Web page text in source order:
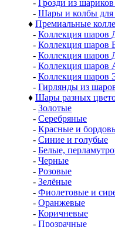
- Грозди из
- Шары и колбы для
♦ Премиальные
- Коллекция
- Коллекция
- Коллекция
- Коллекция
- Коллекция
- Гирлянды из
♦ Шары разных
- Золотые
- Серебряные
- Красные и
- Синие и голубые
- Белые,
- Черные
- Розовые
- Зелёные
- Фиолетовые и
- Оранжевые
- Коричневые
- Прозрачные